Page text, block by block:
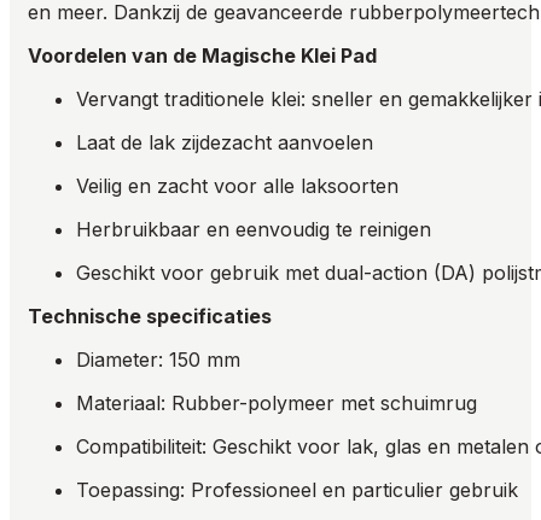
en meer. Dankzij de geavanceerde
Voordelen van de Magische Klei Pad
Vervangt traditionele klei: sneller en gemakkelijker
Laat de lak zijdezacht aanvoelen
Veilig en zacht voor alle laksoorten
Herbruikbaar en eenvoudig te reinigen
Geschikt voor gebruik met dual-action (DA)
Technische specificaties
Diameter: 150 mm
Materiaal: Rubber-polymeer met schuimrug
Compatibiliteit: Geschikt voor lak, glas en metalen
Toepassing: Professioneel en particulier gebruik